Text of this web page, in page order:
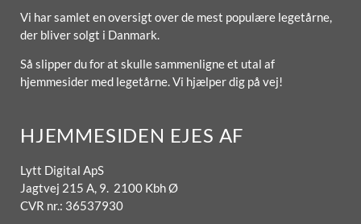
Vi har samlet en oversigt over de mest populære legetårne,
der bliver solgt i Danmark.
Så slipper du for at skulle sammenligne et utal af
hjemmesider med legetårne. Vi hjælper dig på vej!
HJEMMESIDEN EJES AF
Lytt Digital ApS
Jagtvej 215 A, 9. 2100 Kbh Ø
CVR nr.: 36537930